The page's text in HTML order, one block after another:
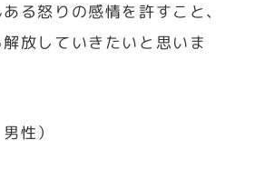
る怒りの感情を許すこと、
放していきたいと思いま
性）